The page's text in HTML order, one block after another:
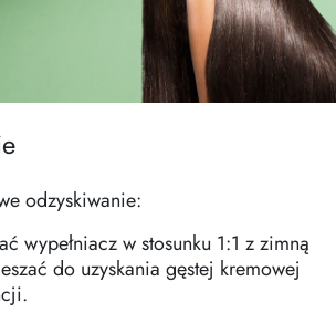
odzyskiwanie:
wypełniacz w stosunku 1:1 z zimną
do uzyskania gęstej kremowej